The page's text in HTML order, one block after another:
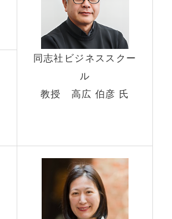
同志社ビジネススクー
ル
教授 高広 伯彦 氏